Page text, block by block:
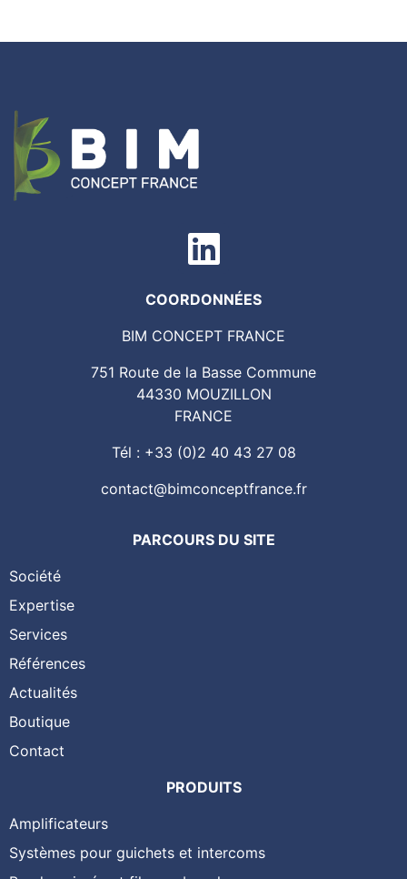
COORDONNÉES
BIM CONCEPT FRANCE
751 Route de la Basse Commune
44330 MOUZILLON
FRANCE
Tél : +33 (0)2 40 43 27 08
contact@bimconceptfrance.fr
PARCOURS DU SITE
Société
Expertise
Services
Références
Actualités
Boutique
Contact
PRODUITS
Amplificateurs
Systèmes pour guichets et intercoms